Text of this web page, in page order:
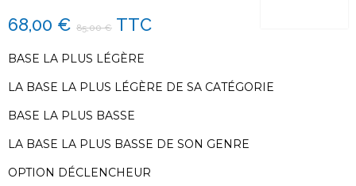
68,00 € 85,00 € TTC
BASE LA PLUS LÉGÈRE
LA BASE LA PLUS LÉGÈRE DE SA CATÉGORIE
BASE LA PLUS BASSE
LA BASE LA PLUS BASSE DE SON GENRE
OPTION DÉCLENCHEUR